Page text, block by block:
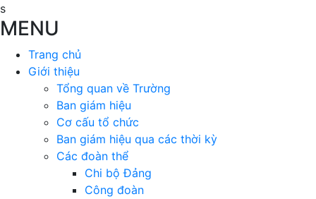
s
MENU
Trang chủ
Giới thiệu
Tổng quan về Trường
Ban giám hiệu
Cơ cấu tổ chức
Ban giám hiệu qua các thời kỳ
Các đoàn thể
Chi bộ Đảng
Công đoàn